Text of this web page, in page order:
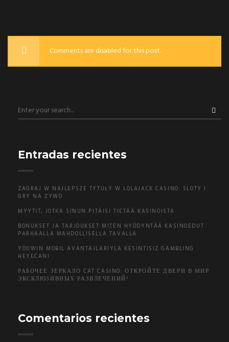
Comments are disabled for this post.
Entradas recientes
ZAGRAJ W NAJLEPSZE TYTUŁY W LOLAJACK CASINO: SLOTY I
GRY NA ŻYWO
MYYTIT, JOTKA SINUN PITÄISI TIETÄÄ KASINOISTA
BONUKSET JA TARJOUKSET MITEN HYÖDYNTÄÄ KASINOEDUT
PARHAALLA MAHDOLLISELLA TAVALLA
YOUWIN MOBIL AVANTAJLARIYLA KESINTISIZ GAMBLING
HEYECANI
РАБОЧЕЕ ЗЕРКАЛО CAT CASINO: ОТКРОЙТЕ ДВЕРИ В МИР
ЭКСКЛЮЗИВНЫХ РАЗВЛЕЧЕНИЙ!
Comentarios recientes